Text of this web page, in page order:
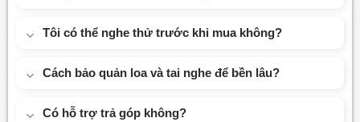
Tôi có thể nghe thử trước khi mua không?
Cách bảo quản loa và tai nghe để bền lâu?
Có hỗ trợ trả góp không?